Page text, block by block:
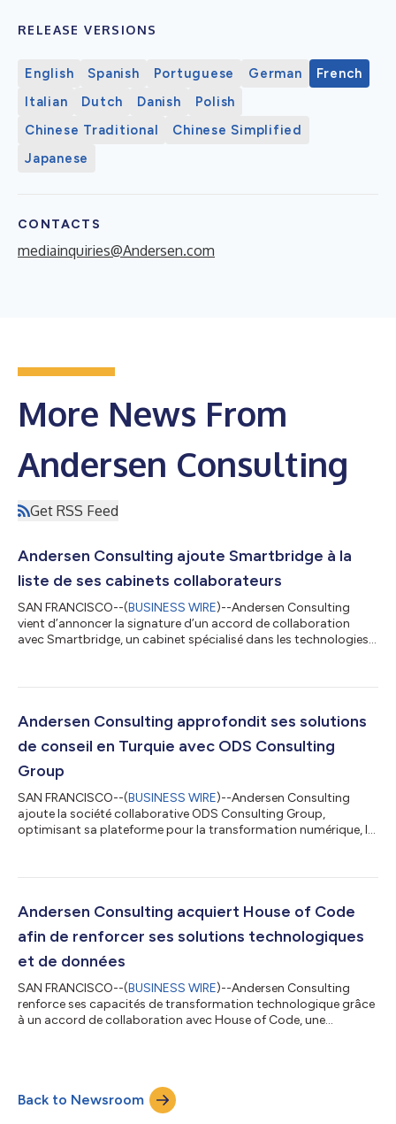
RELEASE VERSIONS
English Spanish Portuguese German
French
Italian
Dutch Danish
Polish
Chinese Traditional
Chinese Simplified
Japanese
CONTACTS
mediainquiries@Andersen.com
More News From
Andersen Consulting
Get RSS Feed
Andersen Consulting ajoute Smartbridge à la
liste de ses cabinets collaborateurs
SAN FRANCISCO--(BUSINESS WIRE)--Andersen Consulting
vient d’annoncer la signature d’un accord de collaboration
avec Smartbridge, un cabinet spécialisé dans les technologies
l’analyse, ainsi que ses services de transformation numérique.
leur transformation numérique et à moderniser leurs activités
Andersen Consulting approfondit ses solutions
de conseil en Turquie avec ODS Consulting
Group
SAN FRANCISCO--(BUSINESS WIRE)--Andersen Consulting
ajoute la société collaborative ODS Consulting Group,
optimisant sa plateforme pour la transformation numérique, la
fournit des services de conseil aux organisations à la recherche
Turquie et sur les marchés internationaux. La société soutient
Andersen Consulting acquiert House of Code
afin de renforcer ses solutions technologiques
et de données
SAN FRANCISCO--(BUSINESS WIRE)--Andersen Consulting
renforce ses capacités de transformation technologique grâce
à un accord de collaboration avec House of Code, une
développe des solutions logicielles et propose des services de
conseil aux secteurs du trading d'énergie et des services
financiers. Sa clientèle se compose de...
Back to Newsroom